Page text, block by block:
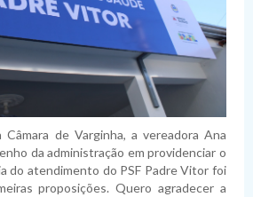
Câmara de Varginha, a vereadora Ana
da administração em providenciar o
do atendimento do PSF Padre Vitor foi
proposições. Quero agradecer a